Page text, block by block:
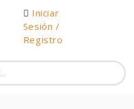
Iniciar
Sesión /
Registro